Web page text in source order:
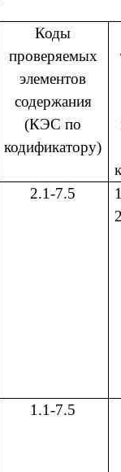
Коды
проверяемых
элементов
содержания
(КЭС по
кодификатору)
2.1-7.5
1.1-7.5